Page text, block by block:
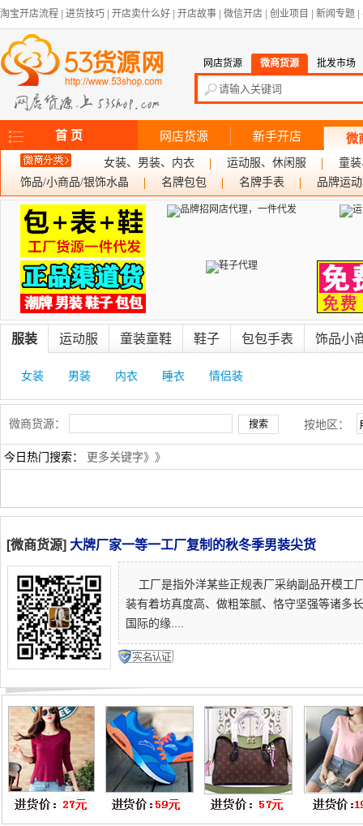
淘宝开店流程 进货技巧 开店卖什么好 开店故事 微信开店 创业项目 新闻专题
网店货源 微商货源 批发市场
首 页 网店货源 新手开店 微
女装、男装、内衣 运动服、休闲服
童
饰品/小商品/银饰水晶
名牌包包 名牌手表 品牌运
服装 运动服 童装童鞋 鞋子 包包手表 饰品小
女装 男装 内衣 睡衣 情侣装
微商货源： 按地区：
今日热门搜索： 更多关键字》》
[微商货源] 大牌厂家一等一工厂复制的秋冬季男装尖货
工厂是指外洋某些正规表厂采纳副品开模工
装有着坊真度高、做粗笨腻、恪守坚强等诸多
国际的缘....